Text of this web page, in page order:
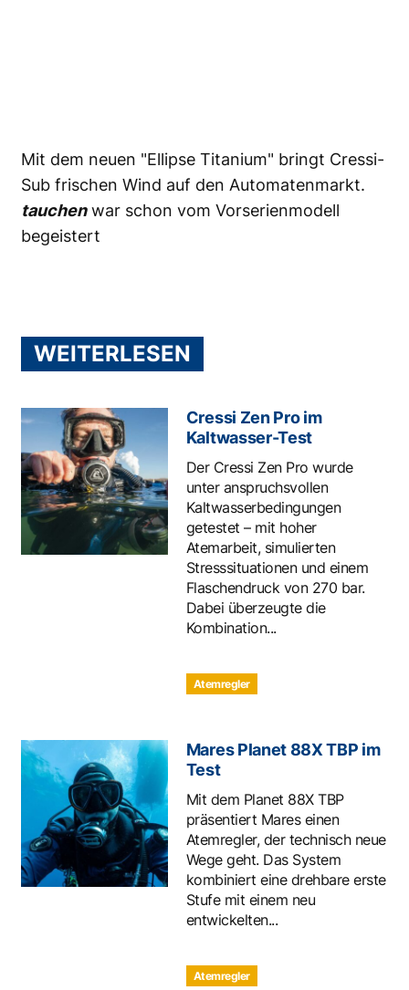
Mit dem neuen "Ellipse Titanium" bringt Cressi-
Sub frischen Wind auf den Automatenmarkt.
tauchenwar schon vom Vorserienmodell
begeistert
WEITERLESEN
Cressi Zen Pro im
Kaltwasser-Test
Der Cressi Zen Pro wurde
unter anspruchsvollen
Kaltwasserbedingungen
getestet – mit hoher
Atemarbeit, simulierten
Stresssituationen und einem
Flaschendruck von 270 bar.
Dabei überzeugte die
Kombination...
Atemregler
Mares Planet 88X TBP im
Test
Mit dem Planet 88X TBP
präsentiert Mares einen
Atemregler, der technisch neue
Wege geht. Das System
kombiniert eine drehbare erste
Stufe mit einem neu
entwickelten...
Atemregler